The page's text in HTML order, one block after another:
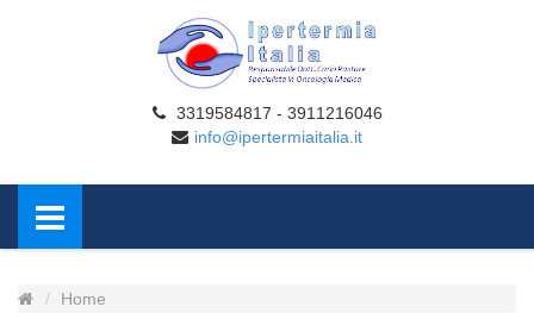
3319584817 - 3911216046
info@ipertermiaitalia.it
Home